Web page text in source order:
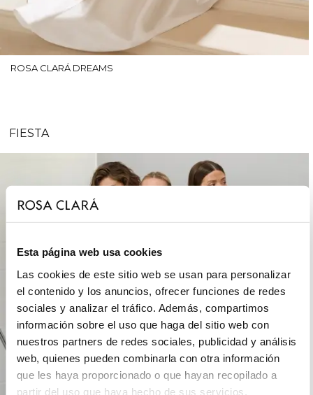
Esta página web usa cookies
Las cookies de este sitio web se usan para personalizar
el contenido y los anuncios, ofrecer funciones de redes
sociales y analizar el tráfico. Además, compartimos
información sobre el uso que haga del sitio web con
nuestros partners de redes sociales, publicidad y análisis
web, quienes pueden combinarla con otra información
que les haya proporcionado o que hayan recopilado a
partir del uso que haya hecho de sus servicios.
ROSA CLARÁ DREAMS
FIESTA